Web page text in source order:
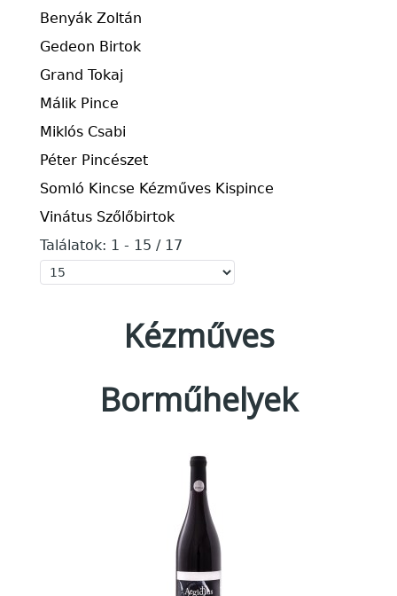
Benyák Zoltán
Gedeon Birtok
Grand Tokaj
Málik Pince
Miklós Csabi
Péter Pincészet
Somló Kincse Kézműves Kispince
Vinátus Szőlőbirtok
Találatok: 1 - 15 / 17
Kézműves
Borműhelyek